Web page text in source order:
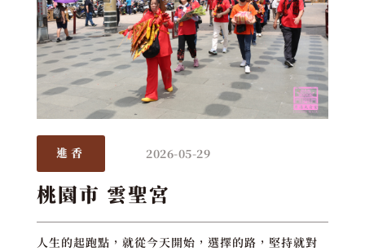
進香 2026-05-29
桃園市 雲聖宮
人生的起跑點，就從今天開始，選擇的路，堅持就對